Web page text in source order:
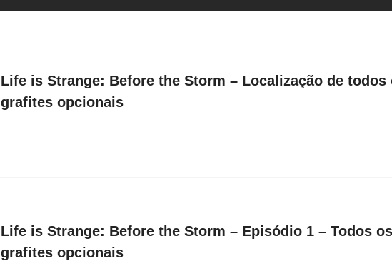
Life is Strange: Before the Storm – Localização de todos
grafites opcionais
Life is Strange: Before the Storm – Episódio 1 – Todos
grafites opcionais